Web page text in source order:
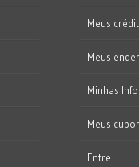
Meus
Meus
Minhas
Meus
Entre